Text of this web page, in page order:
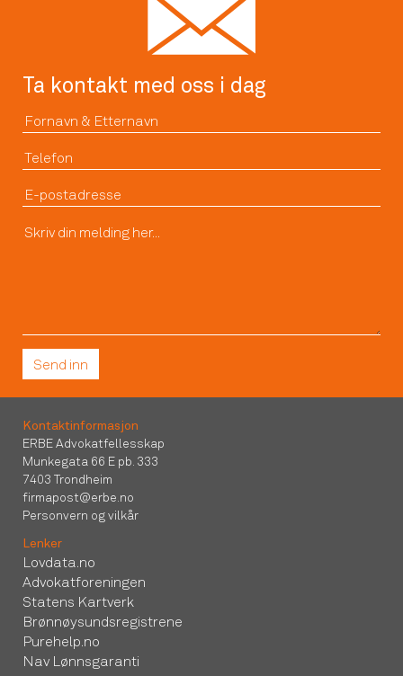
Ta kontakt med oss i dag
Kontaktinformasjon
ERBE Advokatfellesskap
Munkegata 66 E pb. 333
7403 Trondheim
firmapost@erbe.no
Personvern og vilkår
Lenker
Lovdata.no
Advokatforeningen
Statens Kartverk
Brønnøysundsregistrene
Purehelp.no
Nav Lønnsgaranti